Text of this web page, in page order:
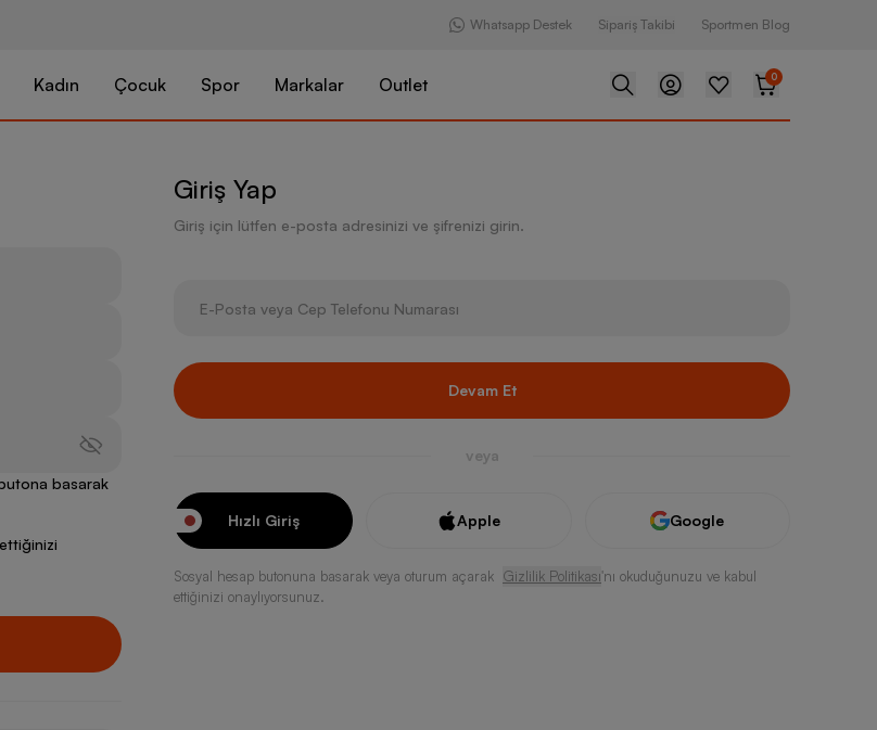
Whatsapp Destek Sipariş Takibi Sportmen Blog
Kadın Çocuk Spor Markalar Outlet 0
basarak
Giriş Yap
Giriş için lütfen e-posta adresinizi ve şifrenizi girin.
Devam Et
veya
Hızlı Giriş Apple Google
Sosyal hesap butonuna basarak veya oturum açarak Gizlilik Politikası'nı okuduğunuzu ve kabul
ettiğinizi onaylıyorsunuz.